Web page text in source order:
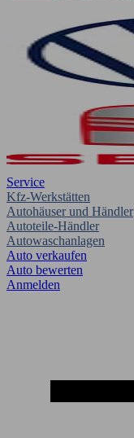
Service
Kfz-Werkstätten
Autohäuser und Händler
Autoteile-Händler
Autowaschanlagen
Auto verkaufen
Auto bewerten
Anmelden